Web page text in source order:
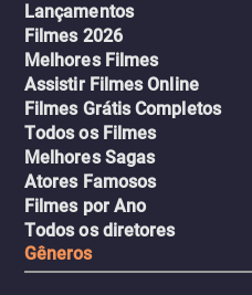
Lançamentos
Filmes 2026
Melhores Filmes
Assistir Filmes Online
Filmes Grátis Completos
Todos os Filmes
Melhores Sagas
Atores Famosos
Filmes por Ano
Todos os diretores
Gêneros